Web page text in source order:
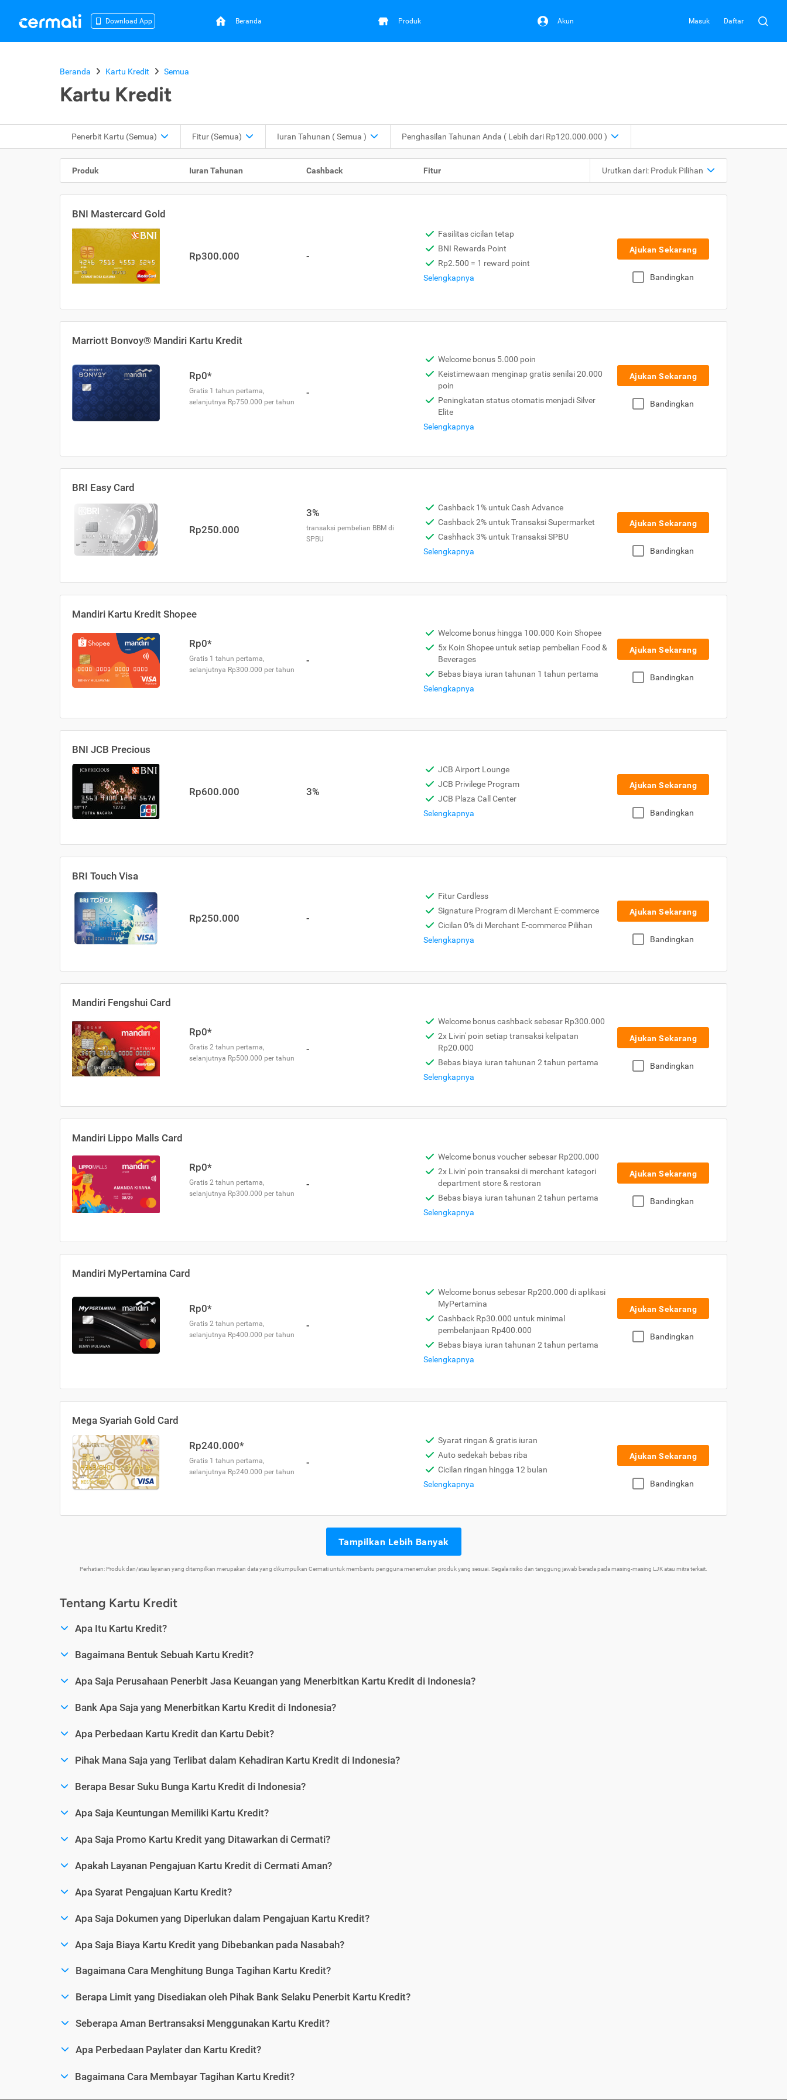
Download App Beranda Produk Akun Masuk Daftar
Beranda Kartu Kredit Semua
Kartu Kredit
Penerbit Kartu (Semua) Fitur (Semua) Iuran Tahunan ( Semua ) Penghasilan Tahunan Anda ( Lebih dari Rp120.000.000 )
Produk Iuran Tahunan Cashback Fitur Urutkan dari: Produk Pilihan
BNI Mastercard Gold
Rp300.000 -
Fasilitas cicilan tetap
BNI Rewards Point
Rp2.500 = 1 reward point
Selengkapnya
Ajukan Sekarang
Bandingkan
Marriott Bonvoy® Mandiri Kartu Kredit
Rp0*
Gratis 1 tahun pertama,
selanjutnya Rp750.000 per tahun
-
Welcome bonus 5.000 poin
Keistimewaan menginap gratis senilai 20.000
poin
Peningkatan status otomatis menjadi Silver
Elite
Selengkapnya
Ajukan Sekarang
Bandingkan
BRI Easy Card
Rp250.000
3%
transaksi pembelian BBM di
SPBU
Cashback 1% untuk Cash Advance
Cashback 2% untuk Transaksi Supermarket
Cashhack 3% untuk Transaksi SPBU
Selengkapnya
Ajukan Sekarang
Bandingkan
Mandiri Kartu Kredit Shopee
Rp0*
Gratis 1 tahun pertama,
selanjutnya Rp300.000 per tahun
-
Welcome bonus hingga 100.000 Koin Shopee
5x Koin Shopee untuk setiap pembelian Food &
Beverages
Bebas biaya iuran tahunan 1 tahun pertama
Selengkapnya
Ajukan Sekarang
Bandingkan
BNI JCB Precious
Rp600.000 3%
JCB Airport Lounge
JCB Privilege Program
JCB Plaza Call Center
Selengkapnya
Ajukan Sekarang
Bandingkan
BRI Touch Visa
Rp250.000 -
Fitur Cardless
Signature Program di Merchant E-commerce
Cicilan 0% di Merchant E-commerce Pilihan
Selengkapnya
Ajukan Sekarang
Bandingkan
Mandiri Fengshui Card
Rp0*
Gratis 2 tahun pertama,
selanjutnya Rp500.000 per tahun
-
Welcome bonus cashback sebesar Rp300.000
2x Livin' poin setiap transaksi kelipatan
Rp20.000
Bebas biaya iuran tahunan 2 tahun pertama
Selengkapnya
Ajukan Sekarang
Bandingkan
Mandiri Lippo Malls Card
Rp0*
Gratis 2 tahun pertama,
selanjutnya Rp300.000 per tahun
-
Welcome bonus voucher sebesar Rp200.000
2x Livin' poin transaksi di merchant kategori
department store & restoran
Bebas biaya iuran tahunan 2 tahun pertama
Selengkapnya
Ajukan Sekarang
Bandingkan
Mandiri MyPertamina Card
Rp0*
Gratis 2 tahun pertama,
selanjutnya Rp400.000 per tahun
-
Welcome bonus sebesar Rp200.000 di aplikasi
MyPertamina
Cashback Rp30.000 untuk minimal
pembelanjaan Rp400.000
Bebas biaya iuran tahunan 2 tahun pertama
Selengkapnya
Ajukan Sekarang
Bandingkan
Mega Syariah Gold Card
Rp240.000*
Gratis 1 tahun pertama,
selanjutnya Rp240.000 per tahun
-
Syarat ringan & gratis iuran
Auto sedekah bebas riba
Cicilan ringan hingga 12 bulan
Selengkapnya
Ajukan Sekarang
Bandingkan
Tampilkan Lebih Banyak
Perhatian: Produk dan/atau layanan yang ditampilkan merupakan data yang dikumpulkan Cermati untuk membantu pengguna menemukan produk yang sesuai. Segala risiko dan tanggung jawab berada pada masing-masing LJK atau mitra terkait.
Tentang Kartu Kredit
Apa Itu Kartu Kredit?
Bagaimana Bentuk Sebuah Kartu Kredit?
Apa Saja Perusahaan Penerbit Jasa Keuangan yang Menerbitkan Kartu Kredit di Indonesia?
Bank Apa Saja yang Menerbitkan Kartu Kredit di Indonesia?
Apa Perbedaan Kartu Kredit dan Kartu Debit?
Pihak Mana Saja yang Terlibat dalam Kehadiran Kartu Kredit di Indonesia?
Berapa Besar Suku Bunga Kartu Kredit di Indonesia?
Apa Saja Keuntungan Memiliki Kartu Kredit?
Apa Saja Promo Kartu Kredit yang Ditawarkan di Cermati?
Apakah Layanan Pengajuan Kartu Kredit di Cermati Aman?
Apa Syarat Pengajuan Kartu Kredit?
Apa Saja Dokumen yang Diperlukan dalam Pengajuan Kartu Kredit?
Apa Saja Biaya Kartu Kredit yang Dibebankan pada Nasabah?
Bagaimana Cara Menghitung Bunga Tagihan Kartu Kredit?
Berapa Limit yang Disediakan oleh Pihak Bank Selaku Penerbit Kartu Kredit?
Seberapa Aman Bertransaksi Menggunakan Kartu Kredit?
Apa Perbedaan Paylater dan Kartu Kredit?
Bagaimana Cara Membayar Tagihan Kartu Kredit?